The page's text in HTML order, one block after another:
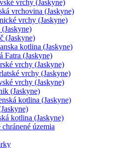
vrchy (Jaskyne)
vrchovina (Jaskyne)
vrchy (Jaskyne)
(Jaskyne)
kotlina (Jaskyne)
Fatra (Jaskyne)
vrchy (Jaskyne)
vrchy (Jaskyne)
vrchy (Jaskyne)
(Jaskyne)
kotlina (Jaskyne)
kotlina (Jaskyne)
územia